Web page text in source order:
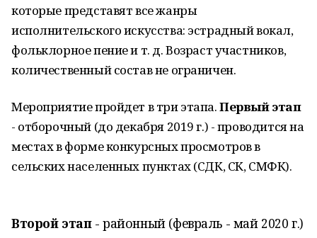
которые представят все жанры
исполнительского искусства: эстрадный вокал,
фольклорное пение и т. д. Возраст участников,
количественный состав не ограничен.
Мероприятие пройдет в три этапа.Первый этап
- отборочный (до декабря 2019 г.) - проводится на
местах в форме конкурсных просмотров в
сельских населенных пунктах (СДК, СК, СМФК).
Второй этап - районный (февраль - май 2020 г.)